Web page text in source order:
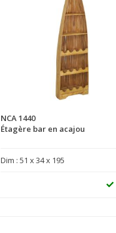
NCA 1440
Étagère bar en acajou
Dim : 51 x 34 x 195